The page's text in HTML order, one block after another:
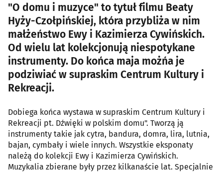
"O domu i muzyce" to tytuł filmu Beaty
Hyży-Czołpińskiej, która przybliża w nim
małżeństwo Ewy i Kazimierza Cywińskich.
Od wielu lat kolekcjonują niespotykane
instrumenty. Do końca maja możńa je
podziwiać w supraskim Centrum Kultury i
Rekreacji.
Dobiega końca wystawa w supraskim Centrum Kultury i
Rekreacji pt. Dźwięki w polskim domu". Tworzą ją
instrumenty takie jak cytra, bandura, domra, lira, lutnia,
bajan, cymbały i wiele innych. Wszystkie eksponaty
należą do kolekcji Ewy i Kazimierza Cywińskich.
Muzykalia zbierane były przez kilkanaście lat. Specjalnie